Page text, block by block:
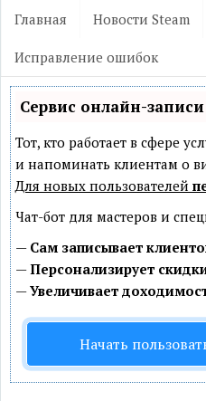
Главная Новости Steam
Исправление ошибок
Сервис онлайн-
Тот, кто работает в сфере
и напоминать клиентам о
Для новых пользователей
Чат-бот для мастеров и
— Сам записывает
—Персонализирует
—Увеличивает
Начать